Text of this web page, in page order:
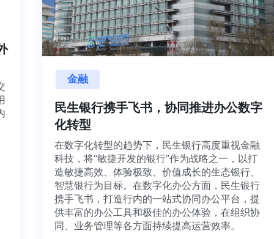
交
用
内
金融
民生银行携手飞书，协同推进办公数
化转型
在数字化转型的趋势下，民生银行高度重视金融
科技，将“敏捷开发的银行”作为战略之一，以打
造敏捷高效、体验极致、价值成长的生态银行、
智慧银行为目标。在数字化办公方面，民生银行
携手飞书，打造行内的一站式协同办公平台，提
供丰富的办公工具和极佳的办公体验，在组织协
同、业务管理等各方面持续提高运营效率。